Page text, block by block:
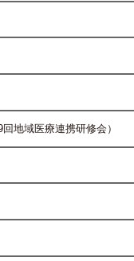
回地域医療連携研修会）